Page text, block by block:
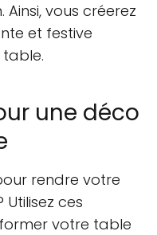
vous créerez
et festive
une déco
rendre votre
ces
votre table